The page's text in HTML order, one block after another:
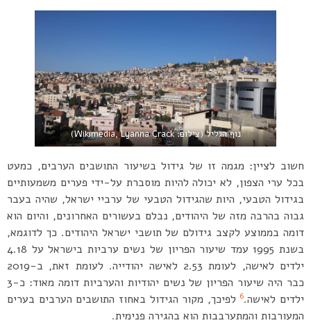
נוף הגליל (צילום: Wikimedia, Lyanna Crack)
חשוב לציין: מגמה זו של גידול בשיעור התושבים הערבים, כמעט
בכל ערי הצפון, לא יכולה להיות מוסברת על-ידי פערים משמעותיים
בגידול הטבעי, היות שהגידול הטבעי של ערביי ישראל, שהיה בעבר
גבוה בהרבה מזה של היהודים, נבלם בעשורים האחרונים, והיום הוא
דומה בממוצע לקצב גידולם של תושבי ישראל היהודים. כך לדוגמא,
בשנת 1995 עמד שיעור הפריון של נשים ערביות בישראל על 4.18
ילדים לאישה, לעומת 2.53 לאישה יהודייה. לעומת זאת, ב-2019
כבר היה שיעור הפריון של נשים יהודיות והערביות דומה מאוד: כ-3
ילדים לאישה.6 לפיכך, מקור הגידול באחוז התושבים הערבים בערים
המעורבות והמתערבבות הוא בהגירה פנימית.